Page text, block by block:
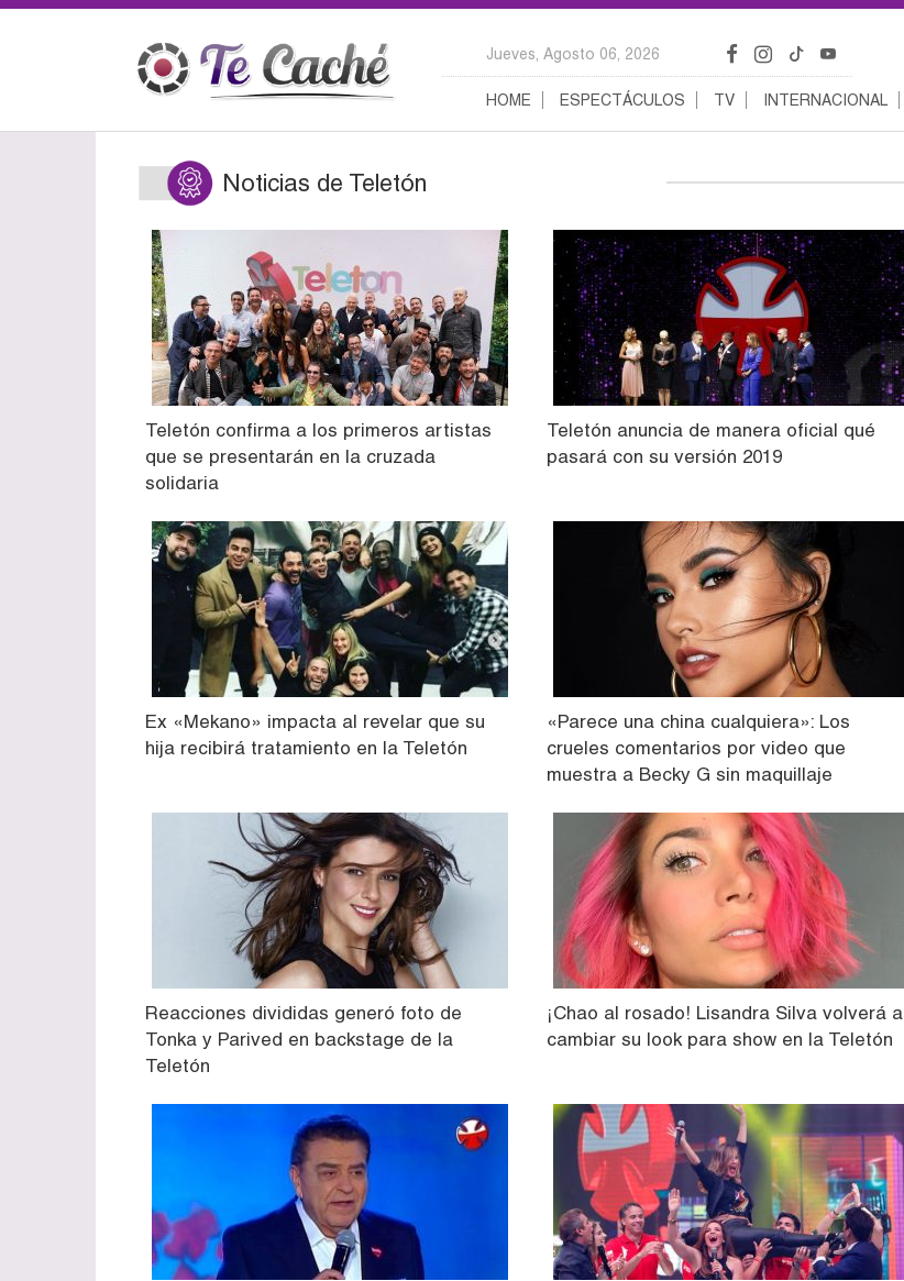
Jueves, Agosto 06, 2026
HOME ESPECTÁCULOS TV INTERNACIONAL
Noticias de Teletón
Teletón confirma a los primeros artistas
que se presentarán en la cruzada
solidaria
Teletón anuncia de manera oficial qué
pasará con su versión 2019
Ex «Mekano» impacta al revelar que su
hija recibirá tratamiento en la Teletón
«Parece una china cualquiera»: Los
crueles comentarios por video que
muestra a Becky G sin maquillaje
Reacciones divididas generó foto de
Tonka y Parived en backstage de la
Teletón
¡Chao al rosado! Lisandra Silva volverá a
cambiar su look para show en la Teletón